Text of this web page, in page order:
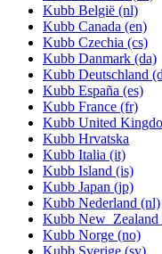
Kubb België (nl)
Kubb Canada (en)
Kubb Czechia (cs)
Kubb Danmark (da)
Kubb Deutschland
Kubb España (es)
Kubb France (fr)
Kubb United
Kubb Hrvatska
Kubb Italia (it)
Kubb Island (is)
Kubb Japan (jp)
Kubb Nederland (nl)
Kubb New_Zealand
Kubb Norge (no)